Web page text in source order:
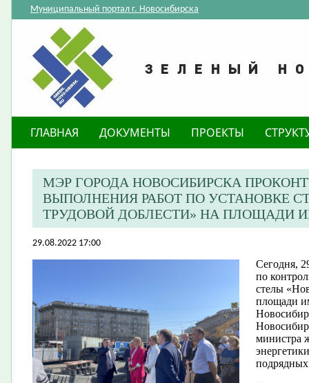
Муниципальный портал г. Новосибирска
ГЛАВНАЯ ДОКУМЕНТЫ ПРОЕКТЫ
МЭР ГОРОДА НОВОСИБИРСКА
ВЫПОЛНЕНИЯ РАБОТ ПО УСТАНОВКЕ
ТРУДОВОЙ ДОБЛЕСТИ» НА ПЛОЩАДИ
29.08.2022 17:00
Сегодня,
по
стелы
площади
министра